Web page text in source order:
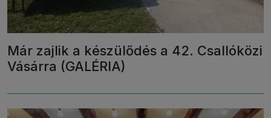
Már zajlik a készülődés a 42. Csallóközi
Vásárra (GALÉRIA)